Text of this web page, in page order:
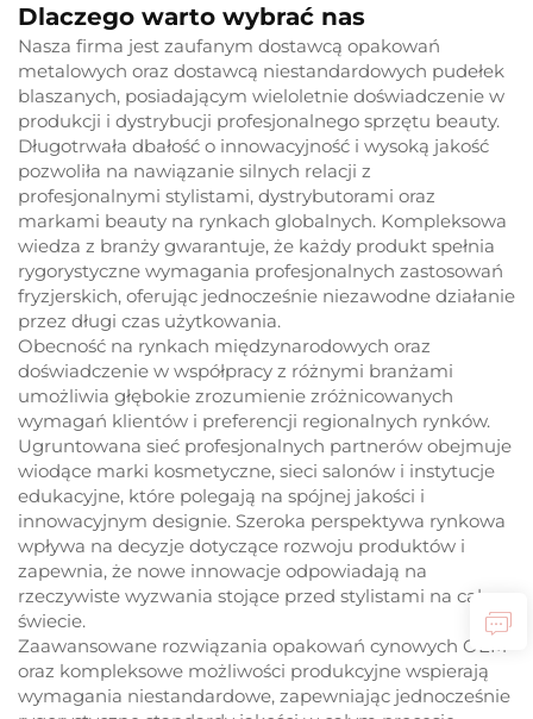
Dlaczego warto wybrać nas
Nasza firma jest zaufanym dostawcą opakowań
metalowych oraz dostawcą niestandardowych pudełek
blaszanych, posiadającym wieloletnie doświadczenie w
produkcji i dystrybucji profesjonalnego sprzętu beauty.
Długotrwała dbałość o innowacyjność i wysoką jakość
pozwoliła na nawiązanie silnych relacji z
profesjonalnymi stylistami, dystrybutorami oraz
markami beauty na rynkach globalnych. Kompleksowa
wiedza z branży gwarantuje, że każdy produkt spełnia
rygorystyczne wymagania profesjonalnych zastosowań
fryzjerskich, oferując jednocześnie niezawodne działanie
przez długi czas użytkowania.
Obecność na rynkach międzynarodowych oraz
doświadczenie w współpracy z różnymi branżami
umożliwia głębokie zrozumienie zróżnicowanych
wymagań klientów i preferencji regionalnych rynków.
Ugruntowana sieć profesjonalnych partnerów obejmuje
wiodące marki kosmetyczne, sieci salonów i instytucje
edukacyjne, które polegają na spójnej jakości i
innowacyjnym designie. Szeroka perspektywa rynkowa
wpływa na decyzje dotyczące rozwoju produktów i
zapewnia, że nowe innowacje odpowiadają na
rzeczywiste wyzwania stojące przed stylistami na całym
świecie.
Zaawansowane rozwiązania opakowań cynowych OEM
oraz kompleksowe możliwości produkcyjne wspierają
wymagania niestandardowe, zapewniając jednocześnie